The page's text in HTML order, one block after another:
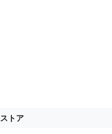
ストア